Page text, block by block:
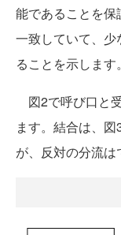
能であることを
一致していて、
ることを示します。
図2で呼び口と
ます。結合は、
が、反対の分流は